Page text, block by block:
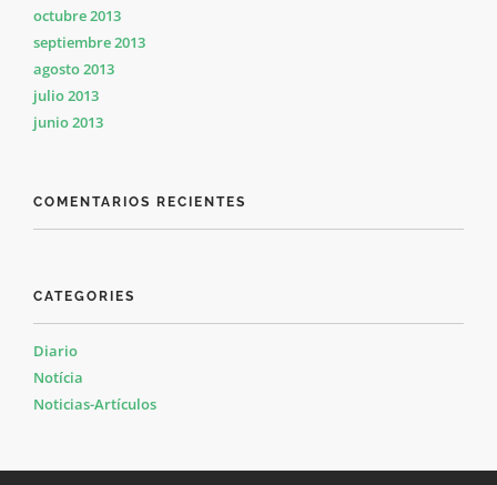
octubre 2013
septiembre 2013
agosto 2013
julio 2013
junio 2013
COMENTARIOS RECIENTES
CATEGORIES
Diario
Notícia
Noticias-Artículos